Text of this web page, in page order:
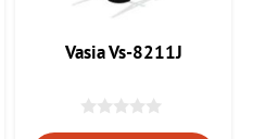
Vasia Vs-8211J
0